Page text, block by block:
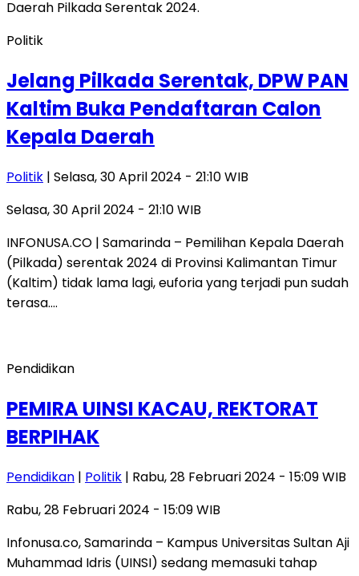
Politik
Jelang Pilkada Serentak, DPW PAN
Kaltim Buka Pendaftaran Calon
Kepala Daerah
Politik | Selasa, 30 April 2024 - 21:10 WIB
Selasa, 30 April 2024 - 21:10 WIB
INFONUSA.CO | Samarinda – Pemilihan Kepala Daerah
(Pilkada) serentak 2024 di Provinsi Kalimantan Timur
(Kaltim) tidak lama lagi, euforia yang terjadi pun sudah
terasa….
Pendidikan
PEMIRA UINSI KACAU, REKTORAT
BERPIHAK
Pendidikan | Politik | Rabu, 28 Februari 2024 - 15:09 WIB
Rabu, 28 Februari 2024 - 15:09 WIB
Infonusa.co, Samarinda – Kampus Universitas Sultan Aji
Muhammad Idris (UINSI) sedang memasuki tahap